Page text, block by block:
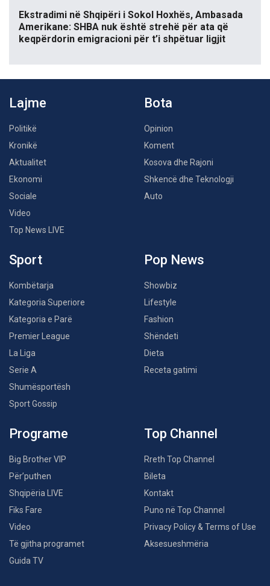
Ekstradimi në Shqipëri i Sokol Hoxhës, Ambasada
Amerikane: SHBA nuk është strehë për ata që
keqpërdorin emigracioni për t’i shpëtuar ligjit
Lajme
Politikë
Kronikë
Aktualitet
Ekonomi
Sociale
Video
Top News LIVE
Bota
Opinion
Koment
Kosova dhe Rajoni
Shkencë dhe Teknologji
Auto
Sport
Kombëtarja
Kategoria Superiore
Kategoria e Parë
Premier League
La Liga
Serie A
Shumësportësh
Sport Gossip
Pop News
Showbiz
Lifestyle
Fashion
Shëndeti
Dieta
Receta gatimi
Programe
Big Brother VIP
Për’puthen
Shqipëria LIVE
Fiks Fare
Video
Të gjitha programet
Guida TV
Top Channel
Rreth Top Channel
Bileta
Kontakt
Puno në Top Channel
Privacy Policy & Terms of Use
Aksesueshmëria